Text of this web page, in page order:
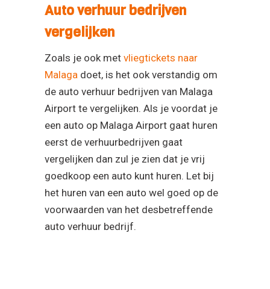
Auto verhuur bedrijven
vergelijken
Zoals je ook met vliegtickets naar
Malaga doet, is het ook verstandig om
de auto verhuur bedrijven van Malaga
Airport te vergelijken. Als je voordat je
een auto op Malaga Airport gaat huren
eerst de verhuurbedrijven gaat
vergelijken dan zul je zien dat je vrij
goedkoop een auto kunt huren. Let bij
het huren van een auto wel goed op de
voorwaarden van het desbetreffende
auto verhuur bedrijf.